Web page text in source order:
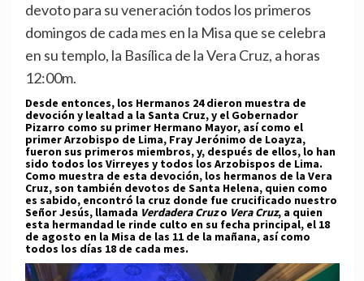
devoto para su veneración todos los primeros
domingos de cada mes en la Misa que se celebra
en su templo, la Basílica de la Vera Cruz, a horas
12:00m.
Desde entonces, los Hermanos 24 dieron muestra de
devoción y lealtad a la Santa Cruz, y el Gobernador
Pizarro como su primer Hermano Mayor, así como el
primer Arzobispo de Lima, Fray Jerónimo de Loayza,
fueron sus primeros miembros, y, después de ellos, lo han
sido todos los Virreyes y todos los Arzobispos de Lima.
Como muestra de esta devoción, los hermanos de la Vera
Cruz, son también devotos de Santa Helena, quien como
es sabido, encontró la cruz donde fue crucificado nuestro
Señor Jesús, llamada Verdadera Cruzo Vera Cruz, a quien
esta hermandad le rinde culto en su fecha principal, el 18
de agosto en la Misa de las 11 de la mañana, así como
todos los días 18 de cada mes.